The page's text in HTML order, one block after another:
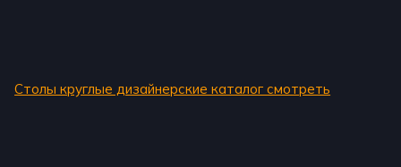
Столы круглые дизайнерские каталог смотреть